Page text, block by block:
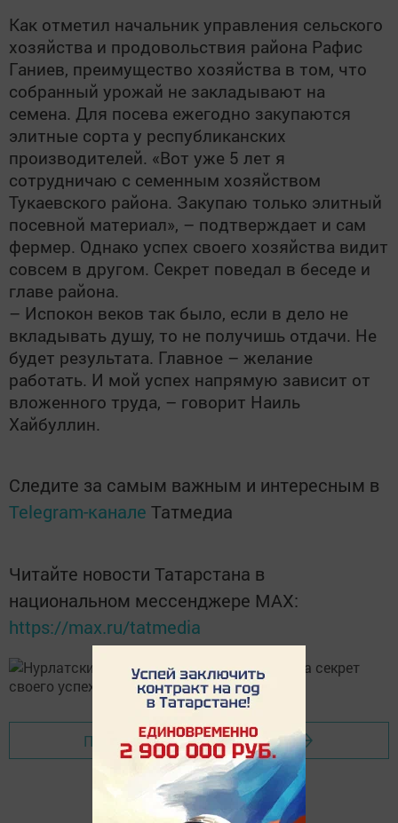
Как отметил начальник управления сельского
хозяйства и продовольствия района Рафис
Ганиев, преимущество хозяйства в том, что
собранный урожай не закладывают на
семена. Для посева ежегодно закупаются
элитные сорта у республиканских
производителей. «Вот уже 5 лет я
сотрудничаю с семенным хозяйством
Тукаевского района. Закупаю только элитный
посевной материал», – подтверждает и сам
фермер. Однако успех своего хозяйства видит
совсем в другом. Секрет поведал в беседе и
главе района.
– Испокон веков так было, если в дело не
вкладывать душу, то не получишь отдачи. Не
будет результата. Главное – желание
работать. И мой успех напрямую зависит от
вложенного труда, – говорит Наиль
Хайбуллин.
Следите за самым важным и интересным в
Telegram-канале Татмедиа
Читайте новости Татарстана в
национальном мессенджере MАХ:
https://max.ru/tatmedia
Перейти на страницу новости